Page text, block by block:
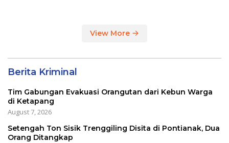
View More
Berita Kriminal
Tim Gabungan Evakuasi Orangutan dari Kebun Warga
di Ketapang
August 7, 2026
Setengah Ton Sisik Trenggiling Disita di Pontianak, Dua
Orang Ditangkap